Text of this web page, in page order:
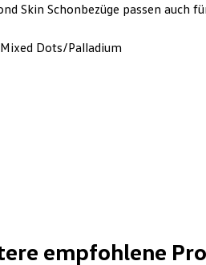
Skin Schonbezüge passen auch
Dots/Palladium
empfohlene